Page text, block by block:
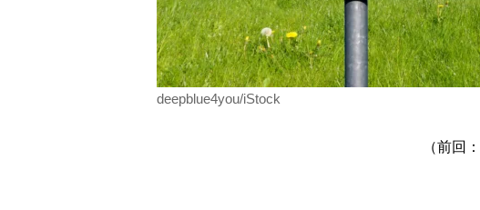
deepblue4you/iStock
（前回：